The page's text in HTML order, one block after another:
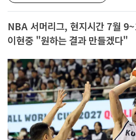
NBA 서머리그, 현지시간 7월
이현중 "원하는 결과 만들겠다"